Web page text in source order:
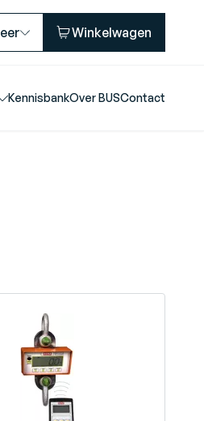
Winkelwagen
KennisbankOver BUSContact